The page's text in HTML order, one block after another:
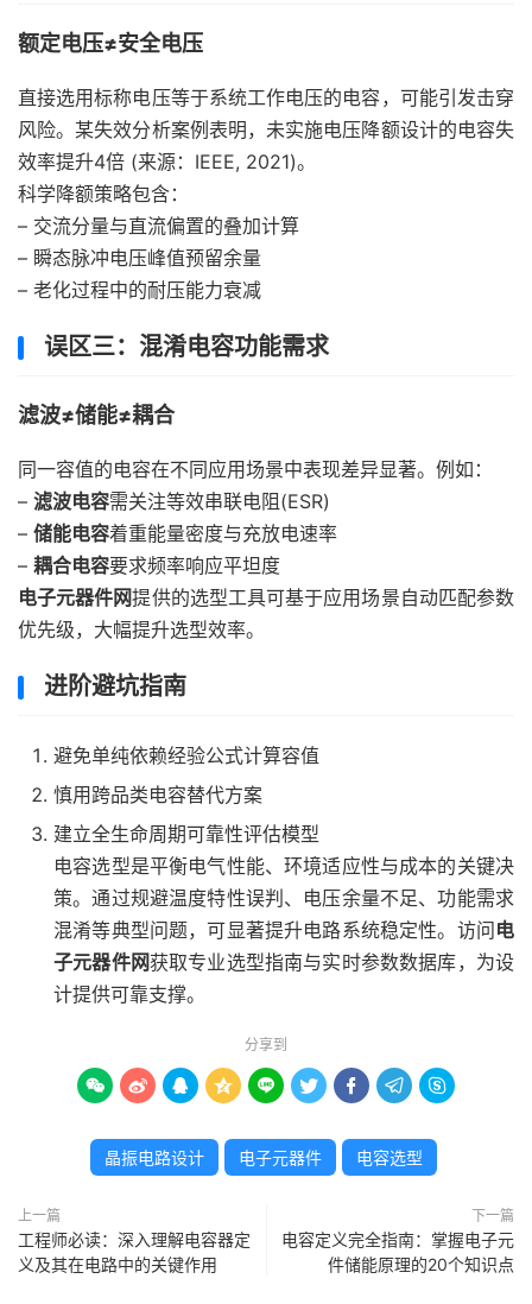
额定电压≠安全电压
直接选用标称电压等于系统工作电压的电容，可能引发击穿
风险。某失效分析案例表明，未实施电压降额设计的电容失
效率提升4倍 (来源：IEEE, 2021)。
科学降额策略包含：
– 交流分量与直流偏置的叠加计算
– 瞬态脉冲电压峰值预留余量
– 老化过程中的耐压能力衰减
误区三：混淆电容功能需求
滤波≠储能≠耦合
同一容值的电容在不同应用场景中表现差异显著。例如：
– 滤波电容需关注等效串联电阻(ESR)
– 储能电容着重能量密度与充放电速率
– 耦合电容要求频率响应平坦度
电子元器件网提供的选型工具可基于应用场景自动匹配参数
优先级，大幅提升选型效率。
进阶避坑指南
避免单纯依赖经验公式计算容值
慎用跨品类电容替代方案
建立全生命周期可靠性评估模型
电容选型是平衡电气性能、环境适应性与成本的关键决
策。通过规避温度特性误判、电压余量不足、功能需求
混淆等典型问题，可显著提升电路系统稳定性。访问 电
子元器件网获取专业选型指南与实时参数数据库，为设
计提供可靠支撑。
分享到
        
晶振电路设计 电子元器件 电容选型
上一篇
工程师必读：深入理解电容器定
义及其在电路中的关键作用
下一篇
电容定义完全指南：掌握电子元
件储能原理的20个知识点